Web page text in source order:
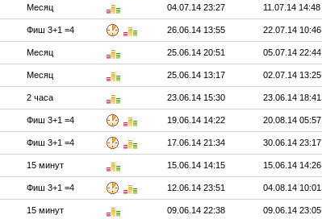
Месяц 04.07.14 23:27 11.07.14 14:48
Фиш 3+1 =4 26.06.14 13:55 22.07.14 10:46
Месяц 25.06.14 20:51 05.07.14 22:44
Месяц 25.06.14 13:17 02.07.14 13:25
2 часа 23.06.14 15:30 23.06.14 18:41
Фиш 3+1 =4 19.06.14 14:22 20.08.14 05:57
Фиш 3+1 =4 17.06.14 21:34 30.06.14 23:17
15 минут 15.06.14 14:15 15.06.14 14:26
Фиш 3+1 =4 12.06.14 23:51 04.08.14 10:01
15 минут 09.06.14 22:38 09.06.14 23:05